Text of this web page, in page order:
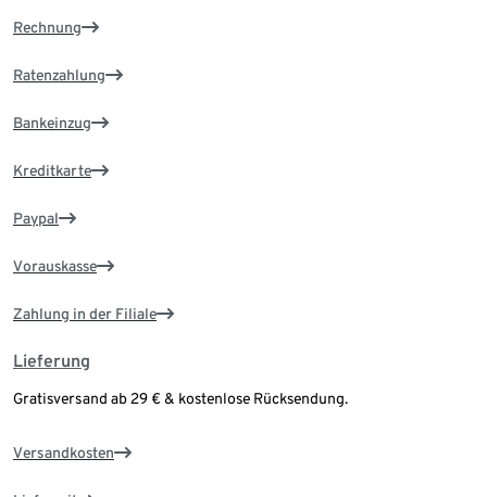
Rechnung
Ratenzahlung
Bankeinzug
Kreditkarte
Paypal
Vorauskasse
Zahlung in der Filiale
Lieferung
Gratisversand ab 29 € & kostenlose Rücksendung.
Versandkosten